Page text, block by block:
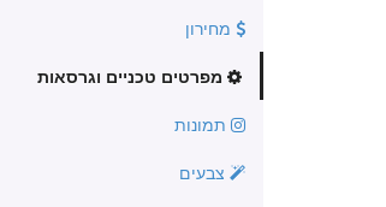
מחירון
מפרטים טכניים וגרסאות
תמונות
צבעים